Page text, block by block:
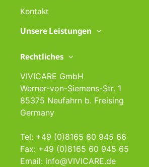
Kontakt
Unsere Leistungen
Rechtliches
VIVICARE GmbH
Werner-von-Siemens-Str. 1
85375 Neufahrn b. Freising
Germany
Tel: +49 (0)8165 60 945 66
Fax: +49 (0)8165 60 945 65
Email: info@VIVICARE.de